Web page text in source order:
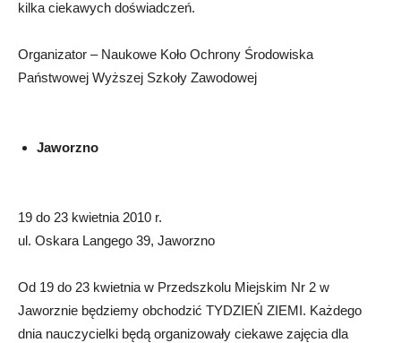
kilka ciekawych doświadczeń.
Organizator – Naukowe Koło Ochrony Środowiska
Państwowej Wyższej Szkoły Zawodowej
Jaworzno
19 do 23 kwietnia 2010 r.
ul. Oskara Langego 39, Jaworzno
Od 19 do 23 kwietnia w Przedszkolu Miejskim Nr 2 w
Jaworznie będziemy obchodzić TYDZIEŃ ZIEMI. Każdego
dnia nauczycielki będą organizowały ciekawe zajęcia dla